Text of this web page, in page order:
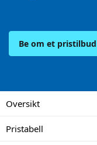
Be om et pristilbud
Oversikt
Pristabell